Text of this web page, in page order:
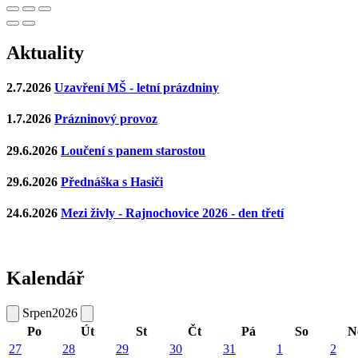
Aktuality
2.7.2026 Uzavření MŠ - letní prázdniny
1.7.2026 Prázninový provoz
29.6.2026 Loučení s panem starostou
29.6.2026 Přednáška s Hasiči
24.6.2026 Mezi živly - Rajnochovice 2026 - den třetí
Kalendář
Srpen2026
Po
Út St Čt Pá So
27
28
29
30
31
1
2